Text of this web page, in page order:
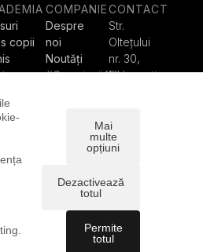
copii
Like
COMPANIE
Despre
noi
Noutăți
#CampioniiAVH
CONTACT
Str.
Olteţului
nr. 30,
București
victorhan
escu.ro
+4 0799
Toate drepturile rezervate
Mai
multe
opțiuni
Dezactivează
totul
Permite
totul